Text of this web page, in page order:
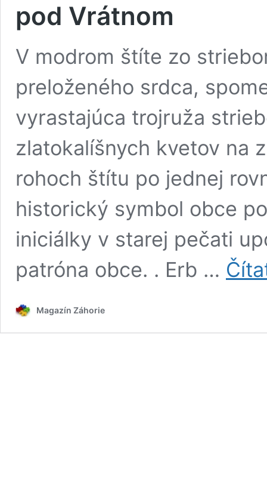
pod Vrátnom
V modrom štíte zo
preloženého srdca,
vyrastajúca trojruža
zlatokalíšnych kvetov na
rohoch štítu po jednej
historický symbol obce
iniciálky v starej pečati
patróna obce. . Erb …
Magazín Záhorie